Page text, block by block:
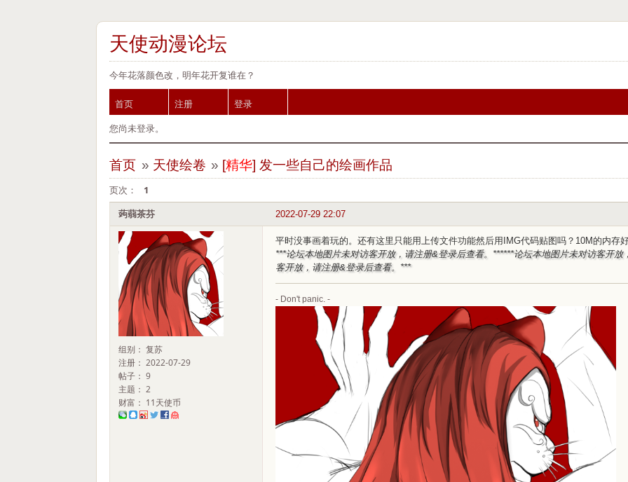
天使动漫论坛
今年花落颜色改，明年花开复谁在？
首页 注册
登录
您尚未登录。
首页 » 天使绘卷 » [精华] 发一些自己的绘画作品
页次： 1
2022-07-29 22:07
蒟蒻茶芬
组别： 复苏
注册： 2022-07-29
帖子： 9
主题： 2
财富： 11天使币
平时没事画着玩的。还有这里只能用上传文件功能然后用IMG代码贴图吗？10M的内存
***论坛本地图片未对访客开放，请注册&登录后查看。******论坛本地图片未对访客开放
客开放，请注册&登录后查看。***
- Don't panic. -